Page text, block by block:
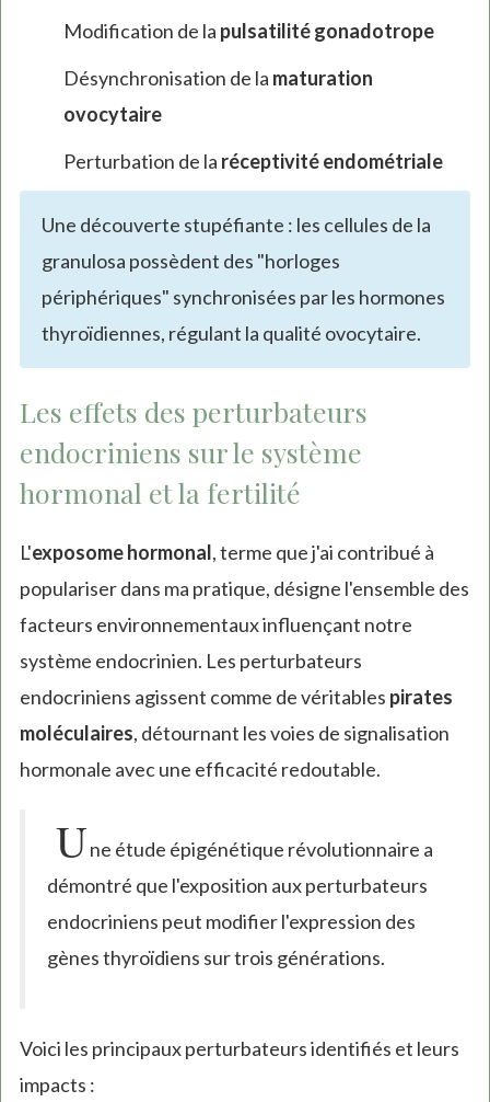
Modification de la pulsatilité gonadotrope
Désynchronisation de la maturation
ovocytaire
Perturbation de la réceptivité endométriale
Une découverte stupéfiante : les cellules de la
granulosa possèdent des "horloges
périphériques" synchronisées par les hormones
thyroïdiennes, régulant la qualité ovocytaire.
Les effets des perturbateurs
endocriniens sur le système
hormonal et la fertilité
L'exposome hormonal, terme que j'ai contribué à
populariser dans ma pratique, désigne l'ensemble des
facteurs environnementaux influençant notre
système endocrinien. Les perturbateurs
endocriniens agissent comme de véritables pirates
moléculaires, détournant les voies de signalisation
hormonale avec une efficacité redoutable.
Une étude épigénétique révolutionnaire a
démontré que l'exposition aux perturbateurs
endocriniens peut modifier l'expression des
gènes thyroïdiens sur trois générations.
Voici les principaux perturbateurs identifiés et leurs
impacts :